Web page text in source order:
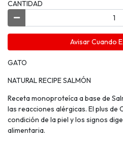
CANTIDAD
Avisar Cuando
GATO
NATURAL RECIPE SALMÓN
Receta monoproteíca a base de
las reacciones alérgicas. El plus de
condición de la piel y los signos
alimentaria.